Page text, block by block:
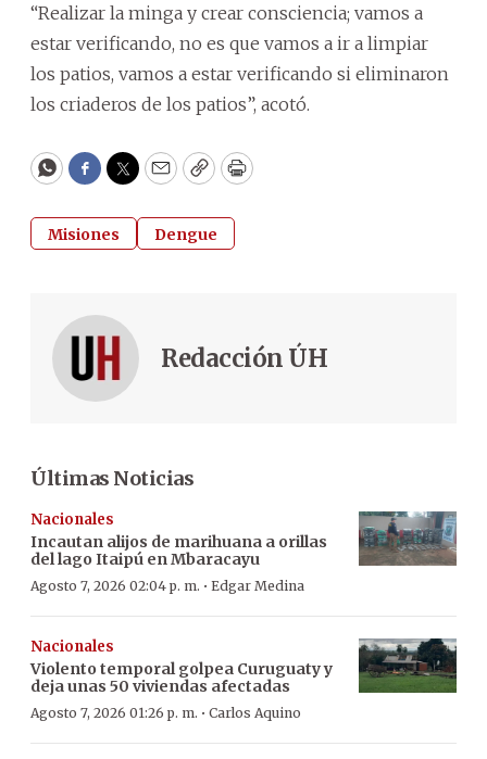
“Realizar la minga y crear consciencia; vamos a
estar verificando, no es que vamos a ir a limpiar
los patios, vamos a estar verificando si eliminaron
los criaderos de los patios”, acotó.
WhatsApp
Facebook
Twitter
EmailCopyPrint
Misiones Dengue
Redacción ÚH
Últimas Noticias
Nacionales
Incautan alijos de marihuana a orillas
del lago Itaipú en Mbaracayu
Agosto 7, 2026 02:04 p. m. · Edgar Medina
Nacionales
Violento temporal golpea Curuguaty y
deja unas 50 viviendas afectadas
Agosto 7, 2026 01:26 p. m. · Carlos Aquino